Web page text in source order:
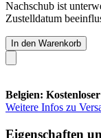
Nachschub ist
Zustelldatum
In den Warenkorb
Belgien:
Weitere Infos zu
Eigenschaften